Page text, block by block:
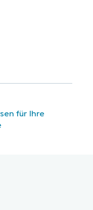
für Ihre